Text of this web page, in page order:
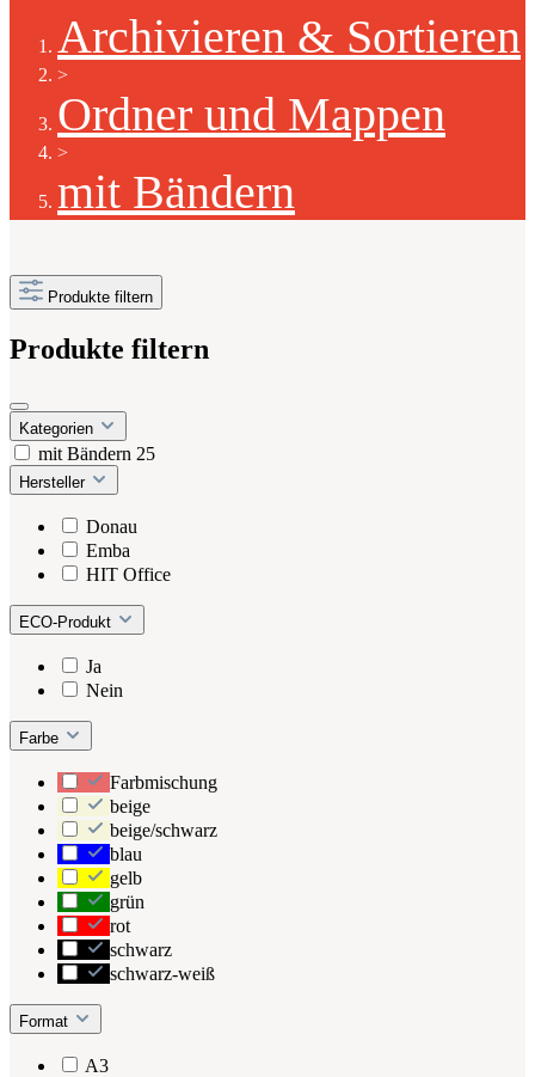
Archivieren & Sortieren
>
Ordner und Mappen
>
mit Bändern
Produkte filtern
Produkte filtern
Kategorien
mit Bändern 25
Hersteller
Donau
Emba
HIT Office
ECO-Produkt
Ja
Nein
Farbe
Farbmischung
beige
beige/schwarz
blau
gelb
grün
rot
schwarz
schwarz-weiß
Format
A3